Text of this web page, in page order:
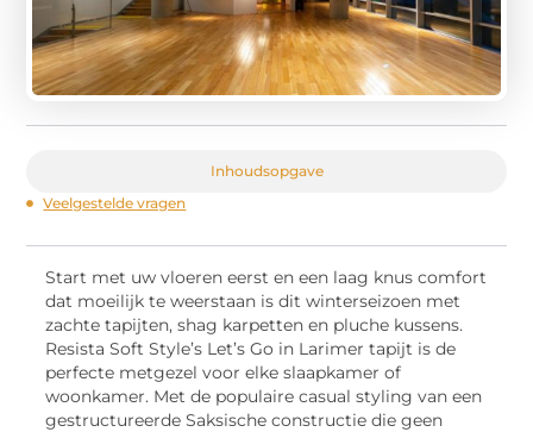
Inhoudsopgave
Veelgestelde vragen
Start met uw vloeren eerst en een laag knus comfort
dat moeilijk te weerstaan is dit winterseizoen met
zachte tapijten, shag karpetten en pluche kussens.
Resista Soft Style’s Let’s Go in Larimer tapijt is de
perfecte metgezel voor elke slaapkamer of
woonkamer. Met de populaire casual styling van een
gestructureerde Saksische constructie die geen